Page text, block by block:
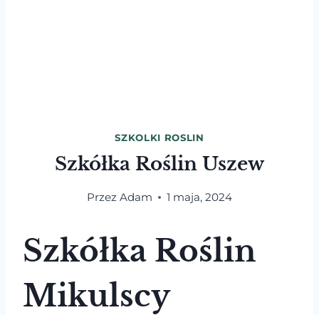
SZKOLKI ROSLIN
Szkółka Roślin Uszew
Przez Adam 1 maja, 2024
Szkółka Roślin
Mikulscy